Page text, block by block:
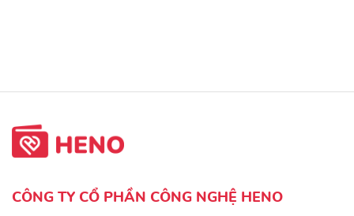
CÔNG TY CỔ PHẦN CÔNG NGHỆ HENO